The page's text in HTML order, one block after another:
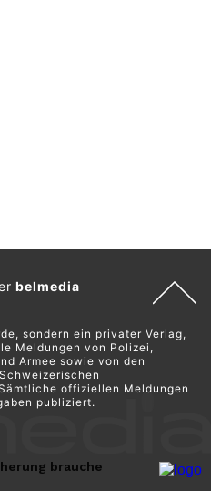
belmedia
sondern ein privater Verlag,
Meldungen von Polizei,
Armee sowie von den
offiziellen Meldungen
publiziert.